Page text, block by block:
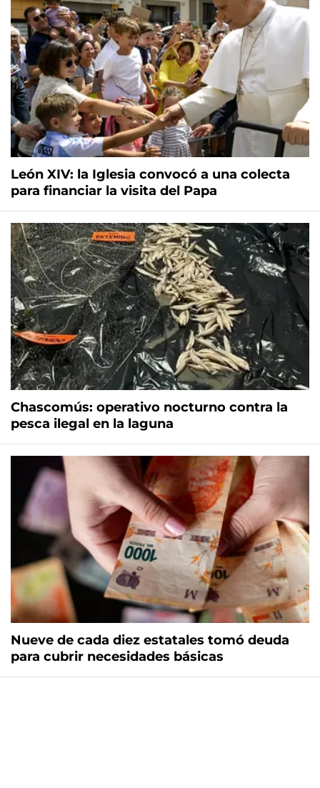
León XIV: la Iglesia convocó a una colecta
para financiar la visita del Papa
Chascomús: operativo nocturno contra la
pesca ilegal en la laguna
Nueve de cada diez estatales tomó deuda
para cubrir necesidades básicas